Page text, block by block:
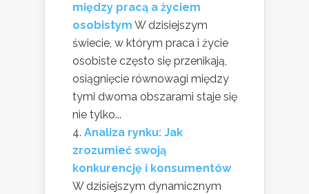
między pracą a życiem
osobistym W dzisiejszym
świecie, w którym praca i życie
osobiste często się przenikają,
osiągnięcie równowagi między
tymi dwoma obszarami staje się
nie tylko...
Analiza rynku: Jak
zrozumieć swoją
konkurencję i konsumentów
W dzisiejszym dynamicznym